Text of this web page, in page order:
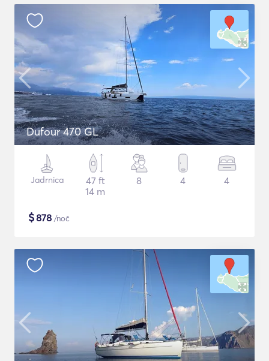
Dufour 470 GL
Jadrnica
47 ft
14 m
8 4 4
$878 /noč